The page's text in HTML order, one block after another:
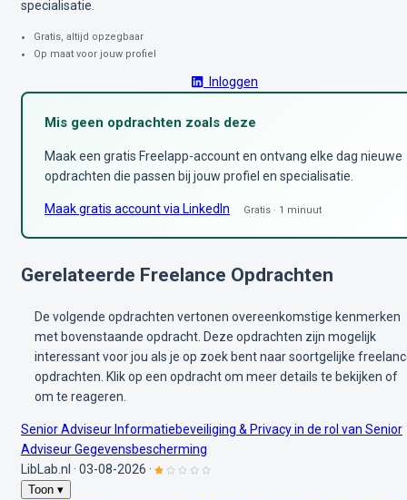
specialisatie.
Gratis, altijd opzegbaar
Op maat voor jouw profiel
Inloggen
Mis geen opdrachten zoals deze
Maak een gratis Freelapp-account en ontvang elke dag nieuwe
opdrachten die passen bij jouw profiel en specialisatie.
Maak gratis account via LinkedIn Gratis · 1 minuut
Gerelateerde Freelance Opdrachten
De volgende opdrachten vertonen overeenkomstige kenmerken
met bovenstaande opdracht. Deze opdrachten zijn mogelijk
interessant voor jou als je op zoek bent naar soortgelijke
opdrachten. Klik op een opdracht om meer details te bekijken of
om te reageren.
Senior Adviseur Informatiebeveiliging & Privacy in de rol van Senior
Adviseur Gegevensbescherming
LibLab.nl · 03-08-2026 ·
Toon ▾